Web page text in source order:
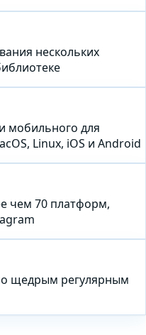
нескольких
мобильного для
Linux, iOS и Android
чем 70 платформ,
щедрым регулярным